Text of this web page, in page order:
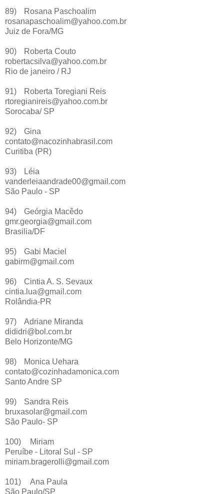
89)
Rosana Paschoalim
rosanapaschoalim@yahoo.com.br
Juiz de Fora/MG
90)
Roberta Couto
robertacsilva@yahoo.com.br
Rio de janeiro / RJ
91)
Roberta Toregiani Reis
rtoregianireis@yahoo.com.br
Sorocaba/ SP
92)
Gina
contato@nacozinhabrasil.com
Curitiba (PR)
93)
Léia
vanderleiaandrade00@gmail.com
São Paulo - SP
94)
Geórgia Macêdo
gmr.georgia@gmail.com
Brasilia/DF
95)
Gabi Maciel
gabirm@gmail.com
96)
Cintia A. S. Sevaux
cintia.lua@gmail.com
Rolândia-PR
97)
Adriane Miranda
dididri@bol.com.br
Belo Horizonte/MG
98)
Monica Uehara
contato@cozinhadamonica.com
Santo Andre SP
99)
Sandra Reis
bruxasolar@gmail.com
São Paulo- SP
100)
Miriam
Peruíbe - Litoral Sul - SP
miriam.bragerolli@gmail.com
101)
Ana Paula
São Paulo/SP